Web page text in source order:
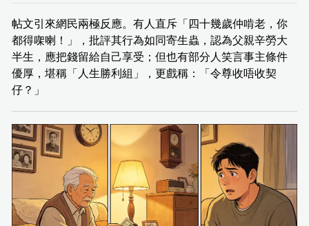
帖文引來網民兩極反應。有人直斥「四十幾歲仲啃老，你
都得㗎喇！」，批評其行為如同寄生蟲，認為父親辛勞大
半生，應把錢留給自己享受；但也有部分人笑言事主條件
優厚，堪稱「人生勝利組」，更戲稱：「令尊收唔收契
仔？」